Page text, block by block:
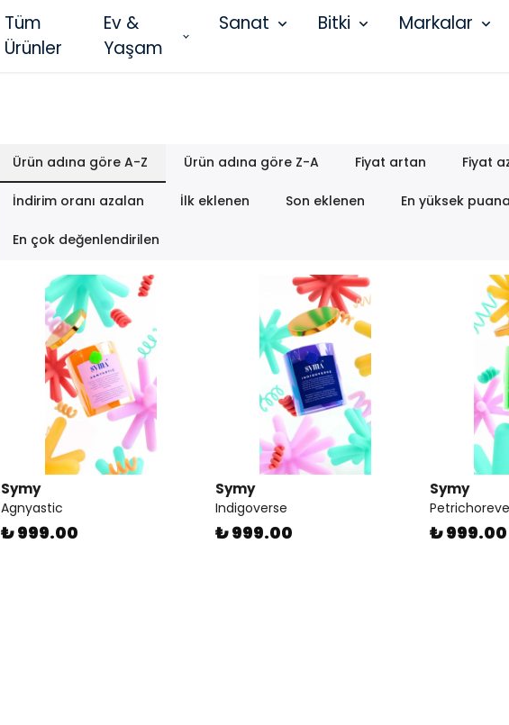
Tüm
Ürünler
Ev &
Yaşam
Sanat Bitki Markalar
Ürün adına göre A-Z Ürün adına göre Z-A Fiyat artan Fiyat
İndirim oranı azalan İlk eklenen Son eklenen En yüksek
En çok değenlendirilen
Symy
Agnyastic
₺ 999.00
Symy
Indigoverse
₺ 999.00
Symy
₺ 999.00